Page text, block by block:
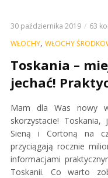
30 października 2019 63
WŁOCHY, WŁOCHY
Toskania –
jechać!
Mam dla Was nowy
skorzystacie!
Sieną i Cortoną na
przyciągają rocznie
informacjami
Toskanii. Co warto